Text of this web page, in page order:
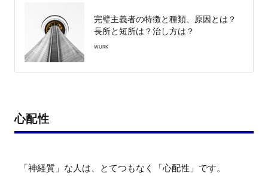
完璧主義者の特徴と種類、原因とは？
長所と短所は？治し方は？
WURK
心配性
「神経質」な人は、とてつもなく「心配性」です。